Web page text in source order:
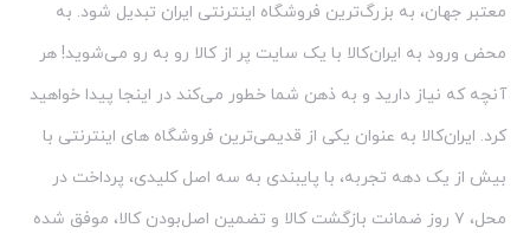
معتبر جهان، به بزرگ‌ترین فروشگاه اینترنتی ایران تبدیل شود. به
محض ورود به ایران‌کالا با یک سایت پر از کالا رو به رو می‌شوید! هر
آنچه که نیاز دارید و به ذهن شما خطور می‌کند در اینجا پیدا خواهید
کرد. ایران‌کالا به عنوان یکی از قدیمی‌ترین فروشگاه های اینترنتی با
بیش از یک دهه تجربه، با پایبندی به سه اصل کلیدی، پرداخت در
محل، ۷ روز ضمانت بازگشت کالا و تضمین اصل‌بودن کالا، موفق شده